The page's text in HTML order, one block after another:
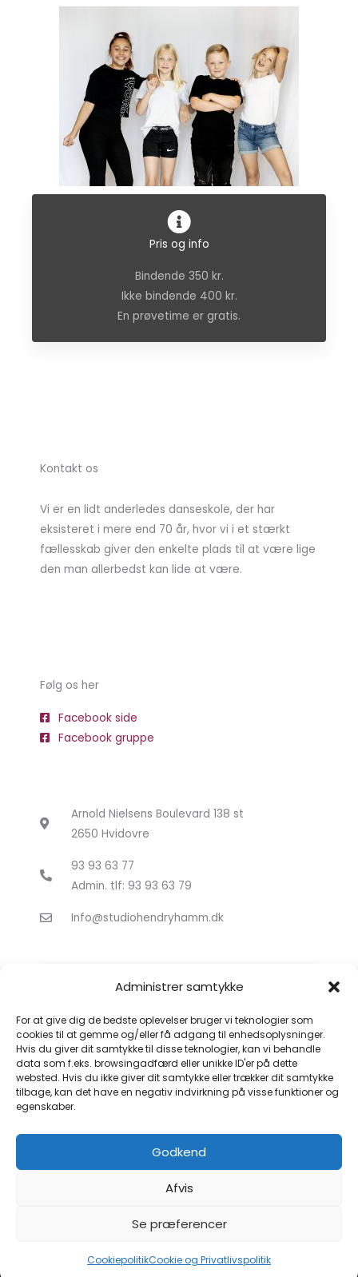
Administrer samtykke
For at give dig de bedste oplevelser bruger vi teknologier som
cookies til at gemme og/eller få adgang til enhedsoplysninger.
Hvis du giver dit samtykke til disse teknologier, kan vi behandle
data som f.eks. browsingadfærd eller unikke ID'er på dette
websted. Hvis du ikke giver dit samtykke eller trækker dit samtykke
tilbage, kan det have en negativ indvirkning på visse funktioner og
egenskaber.
Godkend
Afvis
Se præferencer
CookiepolitikCookie og Privatlivspolitik
Pris og info
Bindende 350 kr.
Ikke bindende 400 kr.
En prøvetime er gratis.
Kontakt os
Vi er en lidt anderledes danseskole, der har
eksisteret i mere end 70 år, hvor vi i et stærkt
fællesskab giver den enkelte plads til at være lige
den man allerbedst kan lide at være.
Følg os her
Facebook side
Facebook gruppe
Arnold Nielsens Boulevard 138 st
2650 Hvidovre
93 93 63 77
Admin. tlf: 93 93 63 79
Info@studiohendryhamm.dk
Klik for at acceptere markedsføring
cookies og aktivere dette indhold
Copyright © 2026 Studio Hendry Hamm